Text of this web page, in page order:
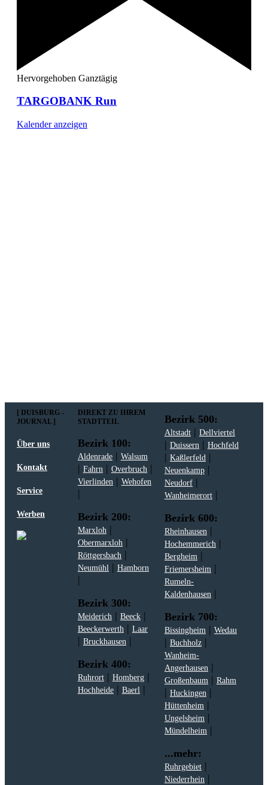
Hervorgehoben Ganztägig
TARGOBANK Run
Kalender anzeigen
[ DUISBURG -
JOURNAL ]
Über uns
Kontakt
Service
Werben
DIREKT ZU IHREM
STADTTEIL
Bezirk 100:
Aldenrade| Walsum
| Fahrn | Overbruch |
Vierlinden | Wehofen
|
Bezirk 200:
Marxloh |
Obermarxloh |
Röttgersbach |
Neumühl | Hamborn
|
Bezirk 300:
Meiderich | Beeck|
Beeckerwerth | Laar
| Bruckhausen |
Bezirk 400:
Ruhrort| Homberg|
Hochheide| Baerl |
Bezirk 500:
Altstadt| Dellviertel
| Duissern | Hochfeld
| Kaßlerfeld |
Neuenkamp|
Neudorf|
Wanheimerort|
Bezirk 600:
Rheinhausen |
Hochemmerich |
Bergheim |
Friemersheim |
Rumeln-
Kaldenhausen |
Bezirk 700:
Bissingheim | Wedau
| Buchholz|
Wanheim-
Angerhausen |
Großenbaum | Rahm
| Huckingen |
Hüttenheim |
Ungelsheim |
Mündelheim |
...mehr:
Ruhrgebiet|
Niederrhein |